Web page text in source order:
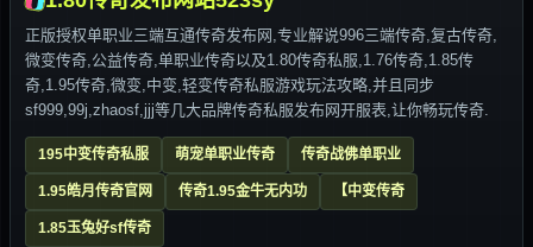
正版授权单职业三端互通传奇发布网,专业解说996三端传奇,复古传奇,
微变传奇,公益传奇,单职业传奇以及1.80传奇私服,1.76传奇,1.85传
奇,1.95传奇,微变,中变,轻变传奇私服游戏玩法攻略,并且同步
sf999,99j,zhaosf,jjj等几大品牌传奇私服发布网开服表,让你畅玩传奇.
195中变传奇私服 萌宠单职业传奇 传奇战佛单职业
1.95皓月传奇官网 传奇1.95金牛无内功 【中变传奇
1.85玉兔好sf传奇